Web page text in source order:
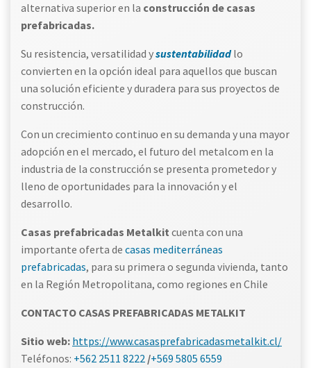
alternativa superior en la construcción de casas
prefabricadas.
Su resistencia, versatilidad ysustentabilidadlo
convierten en la opción ideal para aquellos que buscan
una solución eficiente y duradera para sus proyectos de
construcción.
Con un crecimiento continuo en su demanda y una mayor
adopción en el mercado, el futuro del metalcom en la
industria de la construcción se presenta prometedor y
lleno de oportunidades para la innovación y el
desarrollo.
Casas prefabricadas Metalkit cuenta con una
importante oferta de casas mediterráneas
prefabricadas, para su primera o segunda vivienda, tanto
en la Región Metropolitana, como regiones en Chile
CONTACTO CASAS PREFABRICADAS METALKIT
Sitio web: https://www.casasprefabricadasmetalkit.cl/
Teléfonos: +562 2511 8222 /+569 5805 6559